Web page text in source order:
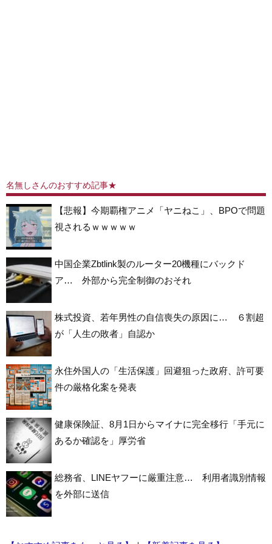
名無しさんのおすすめ記事★
【悲報】今期覇権アニメ「ヤニねこ」、BPOで問題
視されるｗｗｗｗｗ
中国企業Zbtlink製のルーター20機種にバックド
ア… 外部から完全制御のおそれ
株式投資、若年男性の自信喪失の原因に… ６割超
が「人生の敗者」自認か
永住外国人の「生活保護」回避狙った政府、許可要
件の厳格化案を発表
健康保険証、8月1日からマイナに完全移行「手元に
あるか確認を」厚労省
総務省、LINEヤフーに厳重注意… 利用者識別情報
を外部に送信